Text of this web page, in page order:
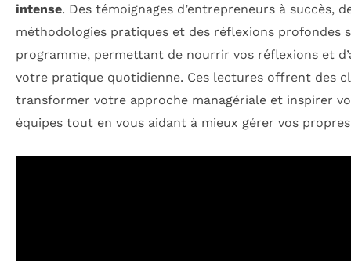
intense. Des témoignages d’entrepreneurs à succès,
méthodologies pratiques et des réflexions profondes
programme, permettant de nourrir vos réflexions et
votre pratique quotidienne. Ces lectures offrent des
transformer votre approche managériale et inspirer
équipes tout en vous aidant à mieux gérer vos